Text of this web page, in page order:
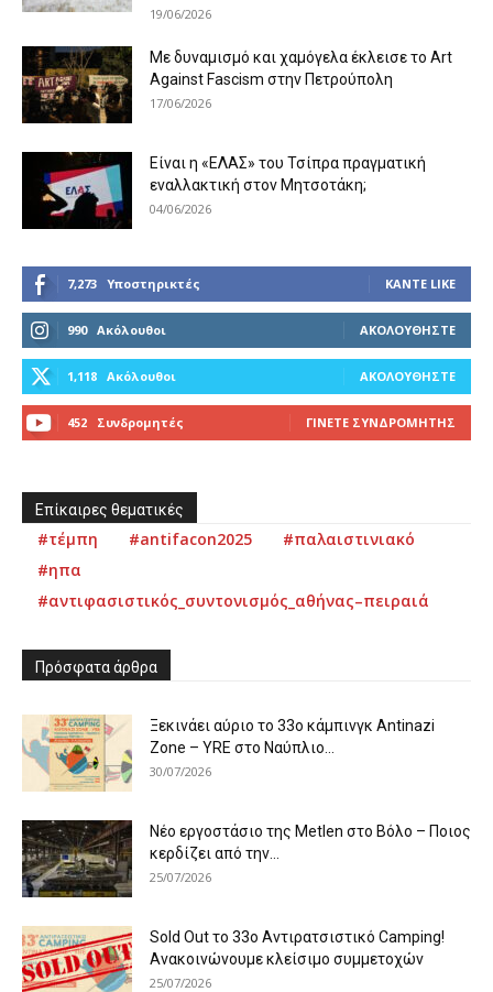
19/06/2026
Με δυναμισμό και χαμόγελα έκλεισε το Art
Against Fascism στην Πετρούπολη
17/06/2026
Είναι η «ΕΛΑΣ» του Τσίπρα πραγματική
εναλλακτική στον Μητσοτάκη;
04/06/2026
7,273 Υποστηρικτές ΚΆΝΤΕ LIKE
990 Ακόλουθοι ΑΚΟΛΟΥΘΉΣΤΕ
1,118 Ακόλουθοι ΑΚΟΛΟΥΘΉΣΤΕ
452 Συνδρομητές ΓΊΝΕΤΕ ΣΥΝΔΡΟΜΗΤΉΣ
Επίκαιρες θεματικές
#τέμπη #antifacon2025
#παλαιστινιακό
#ηπα
#αντιφασιστικός_συντονισμός_αθήνας–πειραιά
Πρόσφατα άρθρα
Ξεκινάει αύριο το 33ο κάμπινγκ Antinazi
Zone – YRE στο Ναύπλιο...
30/07/2026
Νέο εργοστάσιο της Metlen στο Βόλο – Ποιος
κερδίζει από την...
25/07/2026
Sold Out το 33ο Αντιρατσιστικό Camping!
Ανακοινώνουμε κλείσιμο συμμετοχών
25/07/2026